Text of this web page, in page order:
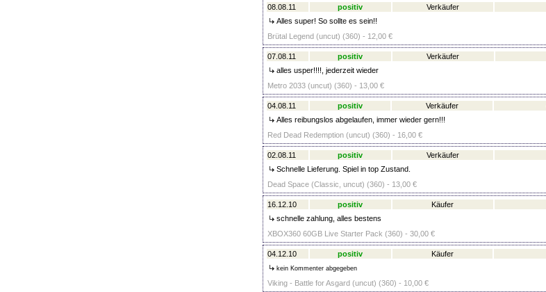
08.08.11 positiv Verkäufer
Alles super! So sollte es sein!!
Brütal Legend (uncut) (360) - 12,00 €
07.08.11 positiv Verkäufer
alles usper!!!!, jederzeit wieder
Metro 2033 (uncut) (360) - 13,00 €
04.08.11 positiv Verkäufer
Alles reibungslos abgelaufen, immer wieder gern!!!
Red Dead Redemption (uncut) (360) - 16,00 €
02.08.11 positiv Verkäufer
Schnelle Lieferung. Spiel in top Zustand.
Dead Space (Classic, uncut) (360) - 13,00 €
16.12.10 positiv Käufer
schnelle zahlung, alles bestens
XBOX360 60GB Live Starter Pack (360) - 30,00 €
04.12.10 positiv Käufer
kein Kommenter abgegeben
Viking - Battle for Asgard (uncut) (360) - 10,00 €